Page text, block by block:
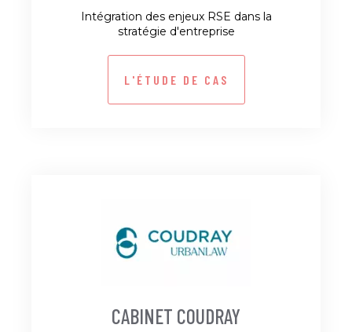
Intégration des enjeux RSE dans la
stratégie d'entreprise
L'ÉTUDE DE CAS
CABINET COUDRAY